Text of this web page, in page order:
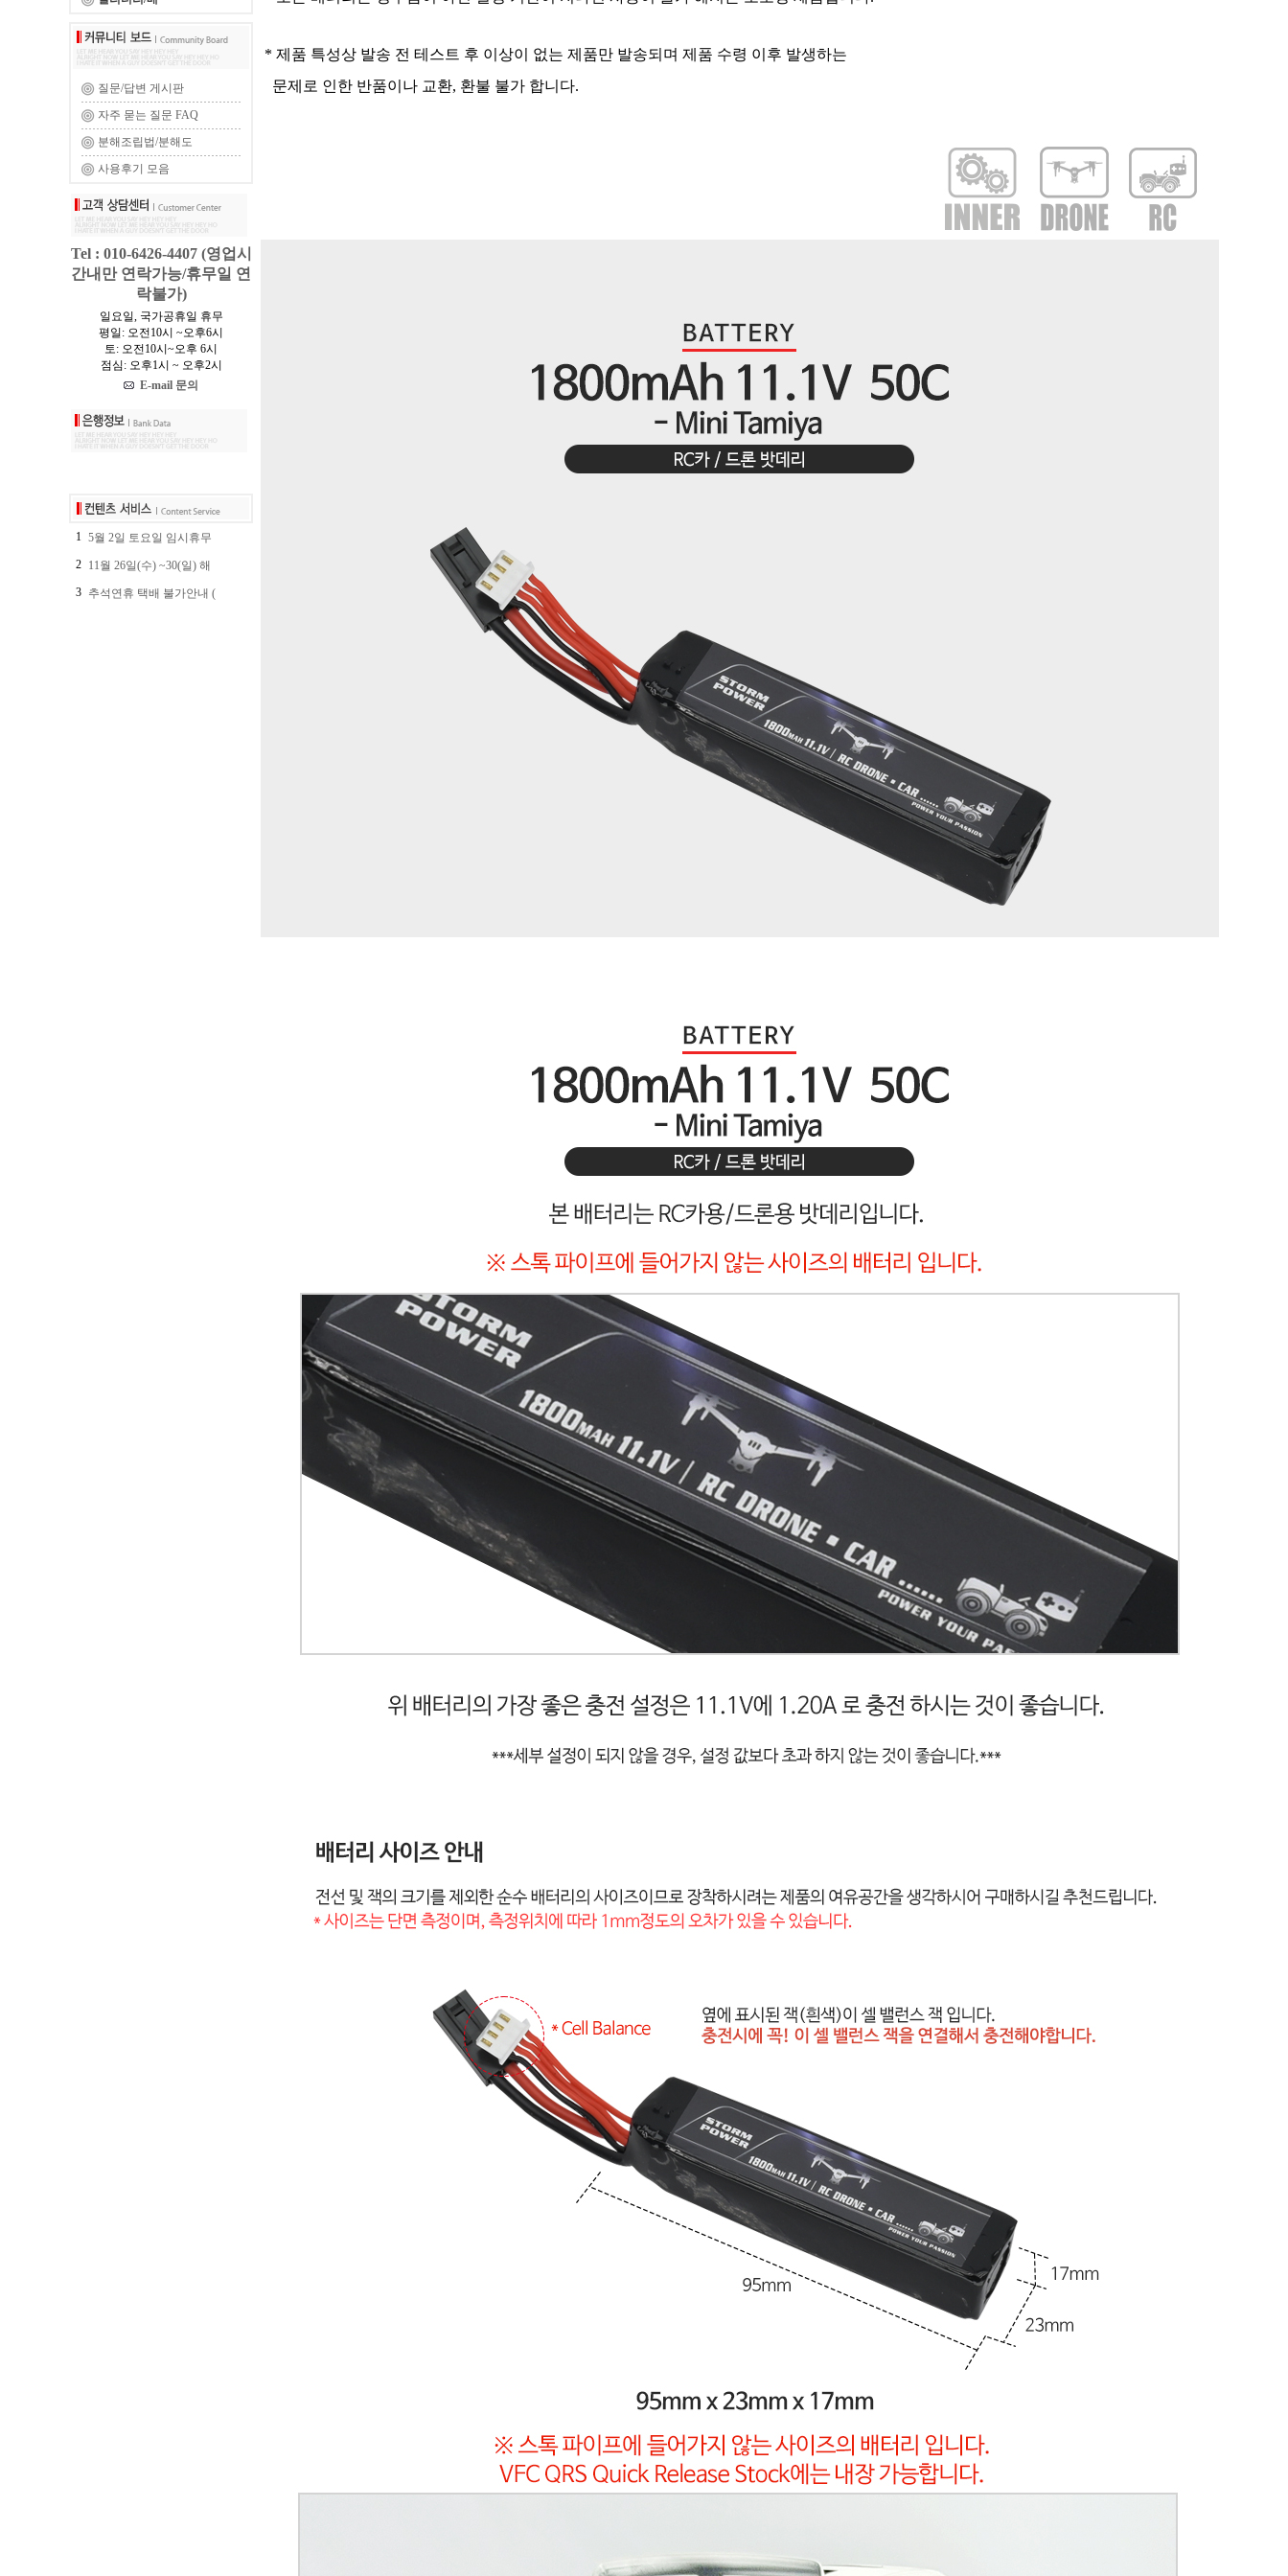
질문/답변 게시판
자주 묻는 질문 FAQ
분해조립법/분해도
사용후기 모음
Tel : 010-6426-4407 (영업시
간내만 연락가능/휴무일 연
락불가)
일요일, 국가공휴일 휴무
평일: 오전10시 ~오후6시
토: 오전10시~오후 6시
점심: 오후1시 ~ 오후2시
E-mail 문의
1 5월 2일 토요일 임시휴무
2 11월 26일(수) ~30(일) 해
3 추석연휴 택배 불가안내 (
* 제품 특성상 발송 전 테스트 후 이상이 없는 제품만 발송되며 제품 수령 이후 발생하는
문제로 인한 반품이나 교환, 환불 불가 합니다.